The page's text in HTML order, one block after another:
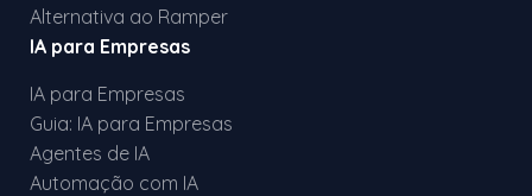
Alternativa ao Ramper
IA para Empresas
IA para Empresas
Guia: IA para Empresas
Agentes de IA
Automação com IA